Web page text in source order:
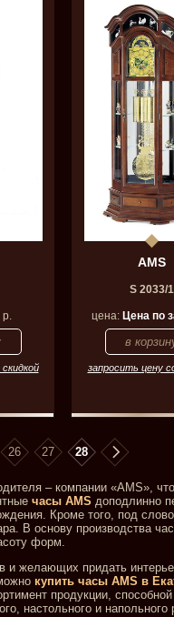
р.
AMS
S 2033/1
цена: Цена по
запросить цену
26 27 28
– компании «AMS»,
часы AMS доподлинно
Кроме того, под
В основу производства
форм.
и желающих придать
купить часы AMS в
продукции,
настольного и